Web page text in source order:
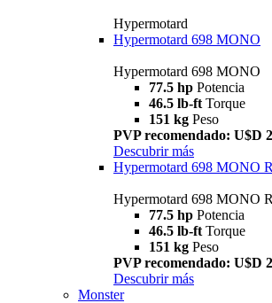
Hypermotard
Hypermotard 698 MONO
Hypermotard 698 MONO
77.5 hp Potencia
46.5 lb-ft Torque
151 kg Peso
PVP recomendado: U$D
Descubrir más
Hypermotard 698 MONO
Hypermotard 698 MONO
77.5 hp Potencia
46.5 lb-ft Torque
151 kg Peso
PVP recomendado: U$D
Descubrir más
Monster